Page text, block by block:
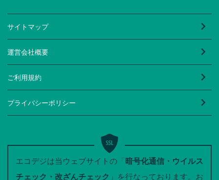
サイトマップ
運営会社概要
ご利用規約
プライバシーポリシー
エコデジは当ウェブサイトの「暗号化通信・ウイルス
チェック・改ざんチェック 」を行なっております。お